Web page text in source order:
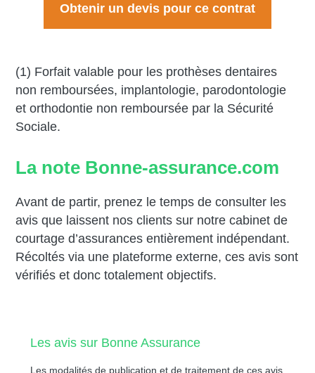
Obtenir un devis pour ce contrat
(1) Forfait valable pour les prothèses dentaires
non remboursées, implantologie, parodontologie
et orthodontie non remboursée par la Sécurité
Sociale.
La note Bonne-assurance.com
Avant de partir, prenez le temps de consulter les
avis que laissent nos clients sur notre cabinet de
courtage d’assurances entièrement indépendant.
Récoltés via une plateforme externe, ces avis sont
vérifiés et donc totalement objectifs.
Les avis sur Bonne Assurance
Les modalités de publication et de traitement de ces avis